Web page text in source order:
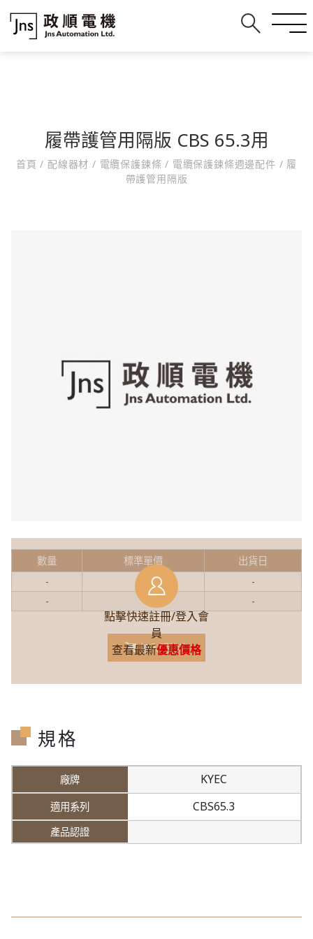
履帶護管用隔版 CBS 65.3用
首頁/ 配線器材 / 電纜保護鍊條/ 電纜保護鍊條週邊配件 / 履
帶護管用隔版
點擊快速註冊/登入會
員
查看最新優惠價格
數量 標準單價
出貨日
-
-
-
- -
加入購物車
規格
KYEC
CBS65.3